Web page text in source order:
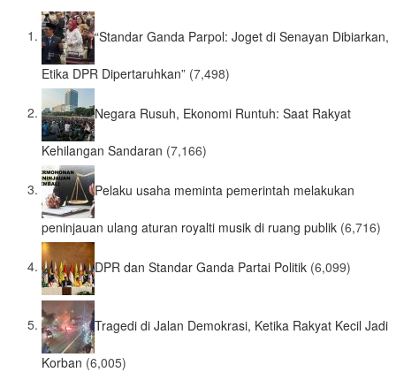
“Standar Ganda Parpol: Joget di Senayan Dibiarkan,
Etika DPR Dipertaruhkan” (7,498)
Negara Rusuh, Ekonomi Runtuh: Saat Rakyat
Kehilangan Sandaran (7,166)
Pelaku usaha meminta pemerintah melakukan
peninjauan ulang aturan royalti musik di ruang publik (6,716)
DPR dan Standar Ganda Partai Politik (6,099)
Tragedi di Jalan Demokrasi, Ketika Rakyat Kecil Jadi
Korban (6,005)